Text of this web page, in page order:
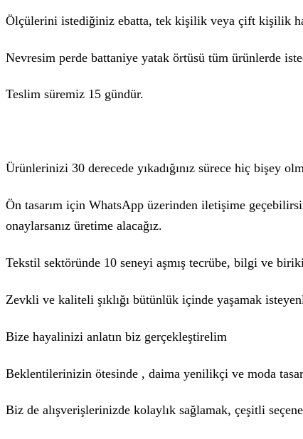
Ölçülerini istediğiniz ebatta, tek kişilik veya çift kişilik
Nevresim perde battaniye yatak örtüsü tüm ürünlerde
Teslim süremiz 15 gündür.
Ürünlerinizi 30 derecede yıkadığınız sürece hiç bişey
Ön tasarım için WhatsApp üzerinden iletişime
onaylarsanız üretime alacağız.
Tekstil sektöründe 10 seneyi aşmış tecrübe, bilgi ve
Zevkli ve kaliteli şıklığı bütünlük içinde yaşamak
Bize hayalinizi anlatın biz gerçekleştirelim
Beklentilerinizin ötesinde , daima yenilikçi ve moda
Biz de alışverişlerinizde kolaylık sağlamak, çeşitli